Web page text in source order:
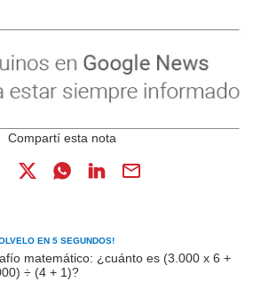
EN 5 SEGUNDOS!
matemático: ¿cuánto es (3.000 x 6 +
÷ (4 + 1)?